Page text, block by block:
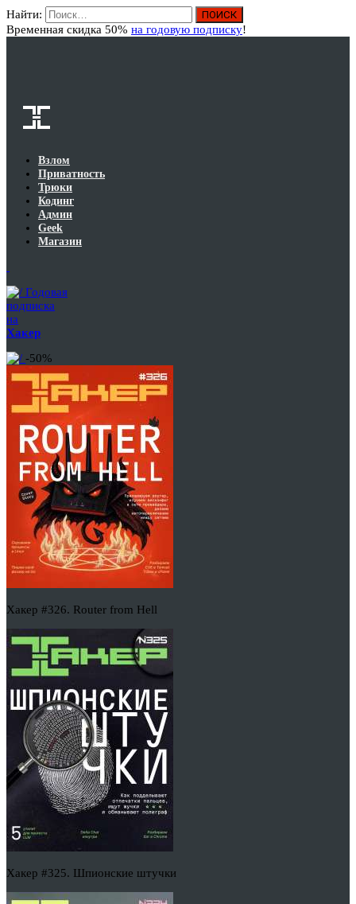
Найти:
Временная скидка 50% на годовую подписку!
Взлом
Приватность
Трюки
Кодинг
Админ
Geek
Магазин
Годовая
подписка
на
Хакер
-50%
Хакер #326. Router from Hell
Хакер #325. Шпионские штучки